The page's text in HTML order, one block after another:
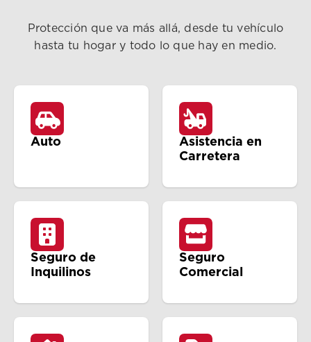
Protección que va más allá, desde tu vehículo
hasta tu hogar y todo lo que hay en medio.
Auto
Asistencia en
Carretera
Seguro de
Inquilinos
Seguro
Comercial